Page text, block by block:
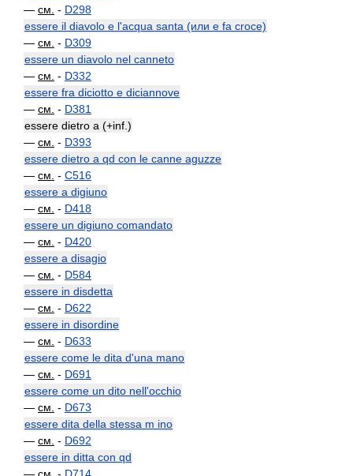
— см. - D298
essere il diavolo e l'acqua santa (или e fa croce)
— см. - D309
essere un diavolo nel canneto
— см. - D332
essere fra diciotto e diciannove
— см. - D381
essere dietro a (+inf.)
— см. - D393
essere dietro a qd con le canne aguzze
— см. - C516
essere a digiuno
— см. - D418
essere un digiuno comandato
— см. - D420
essere a disagio
— см. - D584
essere in disdetta
— см. - D622
essere in disordine
— см. - D633
essere come le dita d'una mano
— см. - D691
essere come un dito nell'occhio
— см. - D673
essere dita della stessa m ino
— см. - D692
essere in ditta con qd